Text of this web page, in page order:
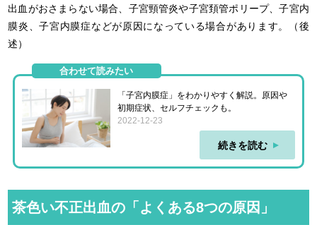
出血がおさまらない場合、子宮頸管炎や子宮頚管ポリープ、子宮内
膜炎、子宮内膜症などが原因になっている場合があります。（後
述）
合わせて読みたい
「子宮内膜症」をわかりやすく解説。原因や
初期症状、セルフチェックも。
2022-12-23
続きを読む
茶色い不正出血の「よくある8つの原因」